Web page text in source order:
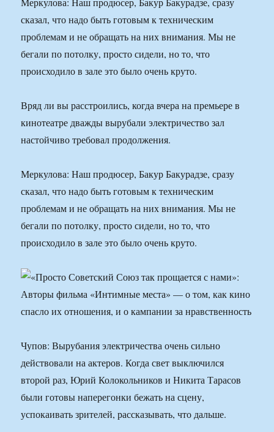
сказал, что надо быть готовым к техническим
проблемам и не обращать на них внимания. Мы не
бегали по потолку, просто сидели, но то, что
происходило в зале это было очень круто.
Вряд ли вы расстроились, когда вчера на премьере в
кинотеатре дважды вырубали электричество зал
настойчиво требовал продолжения.
Меркулова: Наш продюсер, Бакур Бакурадзе, сразу
сказал, что надо быть готовым к техническим
проблемам и не обращать на них внимания. Мы не
бегали по потолку, просто сидели, но то, что
происходило в зале это было очень круто.
Чупов: Вырубания электричества очень сильно
действовали на актеров. Когда свет выключился
второй раз, Юрий Колокольников и Никита Тарасов
были готовы наперегонки бежать на сцену,
успокаивать зрителей, рассказывать, что дальше.